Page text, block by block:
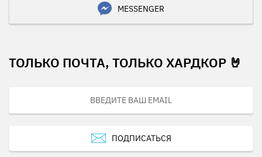
MESSENGER
ТОЛЬКО ПОЧТА, ТОЛЬКО ХАРДКОР 🤘
ПОДПИСАТЬСЯ